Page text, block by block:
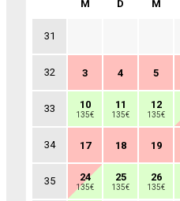
M D M
31
32 3 4 5
33 10
135€
11
135€
12
135€
34 17 18 19
35 24
135€
25
135€
26
135€